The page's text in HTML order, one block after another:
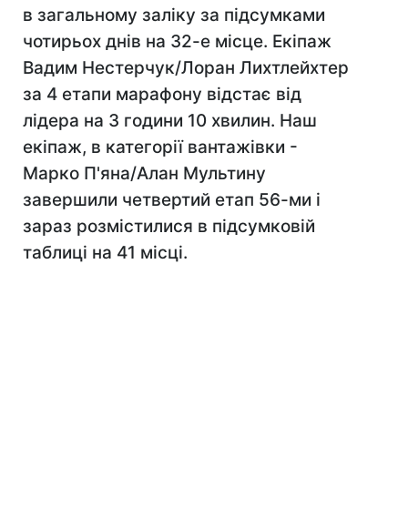
в загальному заліку за підсумками
чотирьох днів на 32-е місце. Екіпаж
Вадим Нестерчук/Лоран Лихтлейхтер
за 4 етапи марафону відстає від
лідера на 3 години 10 хвилин. Наш
екіпаж, в категорії вантажівки -
Марко П'яна/Алан Мультину
завершили четвертий етап 56-ми і
зараз розмістилися в підсумковій
таблиці на 41 місці.